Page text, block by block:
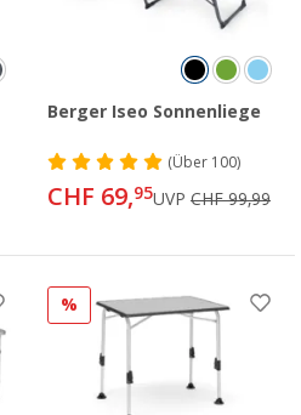
Berger Iseo Sonnenliege
(Über100)
CHF 69,95UVP CHF 99,99
%